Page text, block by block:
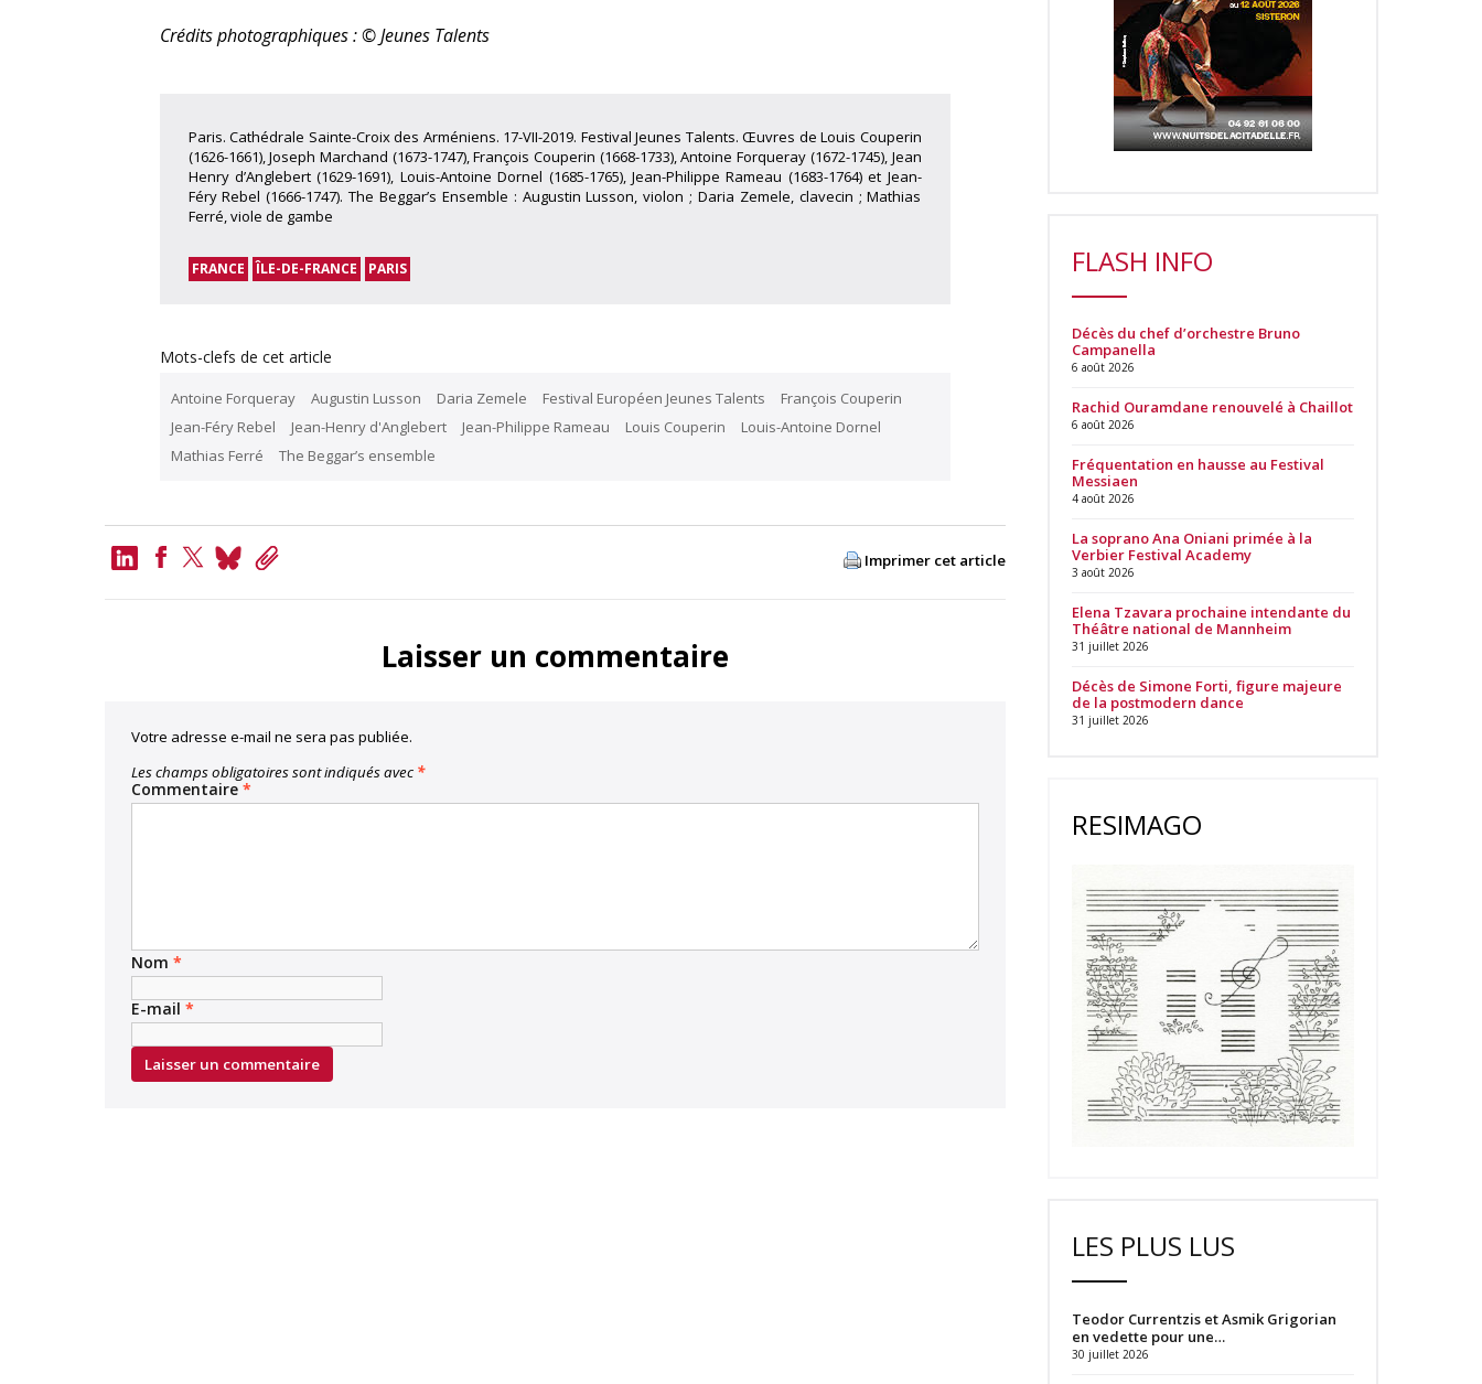
Crédits photographiques : © Jeunes Talents
Paris. Cathédrale Sainte-Croix des Arméniens. 17-VII-2019. Festival Jeunes Talents. Œuvres de Louis Couperin
(1626-1661), Joseph Marchand (1673-1747), François Couperin (1668-1733), Antoine Forqueray (1672-1745), Jean
Henry d’Anglebert (1629-1691), Louis-Antoine Dornel (1685-1765), Jean-Philippe Rameau (1683-1764) et Jean-
Féry Rebel (1666-1747). The Beggar’s Ensemble : Augustin Lusson, violon ; Daria Zemele, clavecin ; Mathias
Ferré, viole de gambe
FRANCE ÎLE-DE-FRANCE PARIS
Mots-clefs de cet article
Antoine Forqueray Augustin Lusson Daria Zemele Festival Européen Jeunes Talents
François Couperin
Jean-Féry Rebel
Jean-Henry d'Anglebert Jean-Philippe Rameau Louis Couperin
Louis-Antoine Dornel
Mathias Ferré
The Beggar’s ensemble
LinkedIn
BlueskyCopy
Imprimer cet article
Laisser un commentaire
Votre adresse e-mail ne sera pas publiée.
Les champs obligatoires sont indiqués avec *
Commentaire *
Nom *
E-mail *
FLASH INFO
Décès du chef d’orchestre Bruno
Campanella
6 août 2026
Rachid Ouramdane renouvelé à Chaillot
6 août 2026
Fréquentation en hausse au Festival
Messiaen
4 août 2026
La soprano Ana Oniani primée à la
Verbier Festival Academy
3 août 2026
Elena Tzavara prochaine intendante du
Théâtre national de Mannheim
31 juillet 2026
Décès de Simone Forti, figure majeure
de la postmodern dance
31 juillet 2026
RESIMAGO
LES PLUS LUS
Teodor Currentzis et Asmik Grigorian
en vedette pour une…
30 juillet 2026